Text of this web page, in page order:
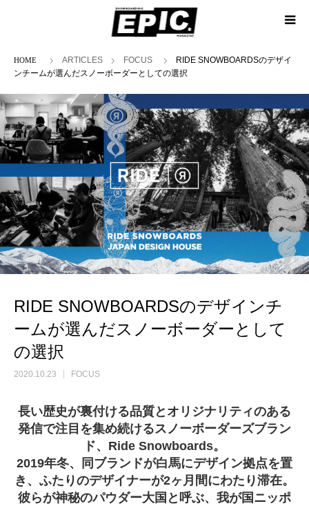
ホームARTICLES FOCUS
RIDE SNOWBOARDSのデザイ
ンチームが選んだスノーボーダーとしての選択
RIDE SNOWBOARDSのデザインチ
ームが選んだスノーボーダーとして
の選択
2020.10.23 FOCUS
長い歴史が裏付ける品質とオリジナリティのある
発信で注目を集め続けるスノーボーダーズブラン
ド、Ride Snowboards。
2019年冬、同ブランドが白馬にデザイン拠点を置
き、ふたりのデザイナーが2ヶ月間にわたり滞在。
彼らが神秘のパウダー大国と呼ぶ、我が国ニッポ